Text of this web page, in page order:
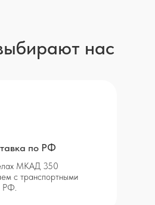
нас
по РФ
МКАД 350
с транспортными
РФ.